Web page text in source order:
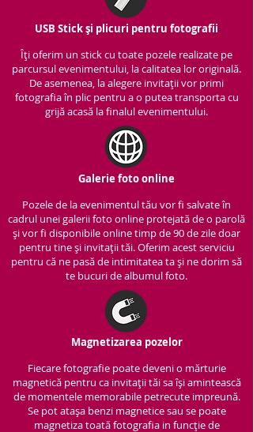
USB Stick și plicuri pentru fotografii
Îți oferim un stick cu toate pozele realizate pe
parcursul evenimentului, la calitatea lor originală.
De asemenea, la alegere invitații vor primi
fotografia în plic pentru a o putea transporta cu
grijă acasă la finalul evenimentului.
Galerie foto online
Pozele de la evenimentul tău vor fi salvate în
cadrul unei galerii foto online protejată de o parolă
și vor fi disponibile online timp de 90 de zile doar
pentru tine și invitații tăi. Oferim acest serviciu
pentru că ne pasă de intimitatea ta și ne dorim să
te bucuri de albumul foto.
Magnetizarea pozelor
Fiecare fotografie poate deveni o mărturie
magnetică pentru ca invitații tăi sa își amintească
de momentele memorabile petrecute impreună.
Se pot atașa benzi magnetice sau se poate
magnetiza toată fotografia in funcție de